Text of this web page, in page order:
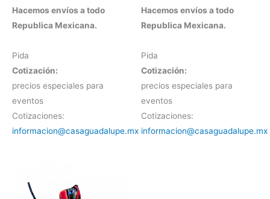
Hacemos envíos a todo
Republica Mexicana.
Pida
Cotización:
precios especiales para
eventos
Cotizaciones:
informacion@casaguadalupe.mx
Hacemos envíos a todo
Republica Mexicana.
Pida
Cotización:
precios especiales para
eventos
Cotizaciones:
informacion@casaguadalupe.mx